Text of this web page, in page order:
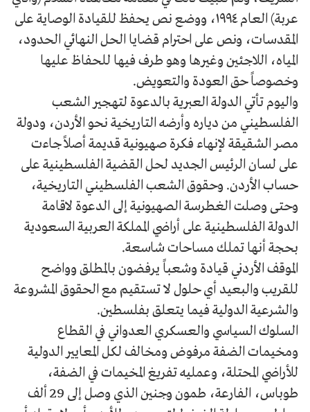
عربة) العام ١٩٩٤، ووضع نص يحفظ للقيادة الوصاية على
المقدسات، ونص على احترام قضايا الحل النهائي الحدود،
المياه، اللاجئين وغيرها وهو طرف فيها للحفاظ عليها
وخصوصاً حق العودة والتعويض.
واليوم تأتي الدولة العبرية بالدعوة لتهجير الشعب
الفلسطيني من دياره وأرضه التاريخية نحو الأردن، ودولة
مصر الشقيقة لإنهاء فكرة صهيونية قديمة أصلاً جاءت
على لسان الرئيس الجديد لحل القضية الفلسطينية على
حساب الأردن. وحقوق الشعب الفلسطيني التاريخية،
وحتى وصلت الغطرسة الصهيونية إلى الدعوة لاقامة
الدولة الفلسطينية على أراضي المملكة العربية السعودية
بحجة أنها تملك مساحات شاسعة.
الموقف الأردني قيادة وشعباً يرفضون بالمطلق وواضح
للقريب والبعيد أي حلول لا تستقيم مع الحقوق المشروعة
والشرعية الدولية فيما يتعلق بفلسطين.
السلوك السياسي والعسكري العدواني في القطاع
ومخيمات الضفة مرفوض ومخالف لكل المعايير الدولية
للأراضي المحتلة، وعمليه تفريغ المخيمات في الضفة،
طوباس، الفارعة، طمون وجنين الذي وصل إلى 29 ألف